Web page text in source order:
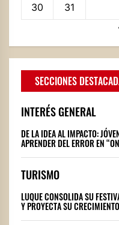
30
31
SECCIONES
INTERÉS GENERAL
DE LA IDEA AL IMPACTO:
APRENDER DEL ERROR EN
TURISMO
LUQUE CONSOLIDA SU
Y PROYECTA SU